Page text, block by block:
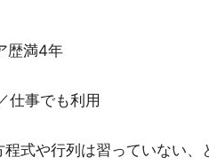
歴満4年
仕事でも利用
式や行列は習っていない、